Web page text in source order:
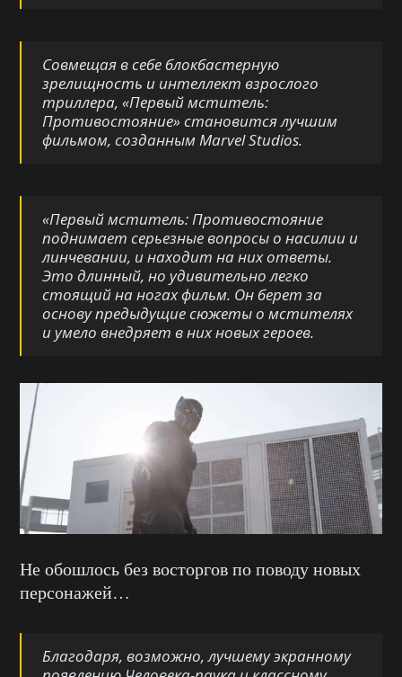
Совмещая в себе блокбастерную
зрелищность и интеллект взрослого
триллера, «Первый мститель:
Противостояние» становится лучшим
фильмом, созданным Marvel Studios.
«Первый мститель: Противостояние
поднимает серьезные вопросы о насилии и
линчевании, и находит на них ответы.
Это длинный, но удивительно легко
стоящий на ногах фильм. Он берет за
основу предыдущие сюжеты о мстителях
и умело внедряет в них новых героев.
Не обошлось без восторгов по поводу новых
персонажей…
Благодаря, возможно, лучшему экранному